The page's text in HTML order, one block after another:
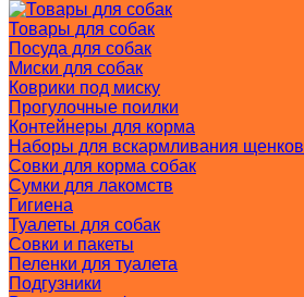
Товары для собак
Посуда для собак
Миски для собак
Коврики под миску
Прогулочные поилки
Контейнеры для корма
Наборы для вскармливания щенков
Совки для корма собак
Сумки для лакомств
Гигиена
Туалеты для собак
Совки и пакеты
Пеленки для туалета
Подгузники